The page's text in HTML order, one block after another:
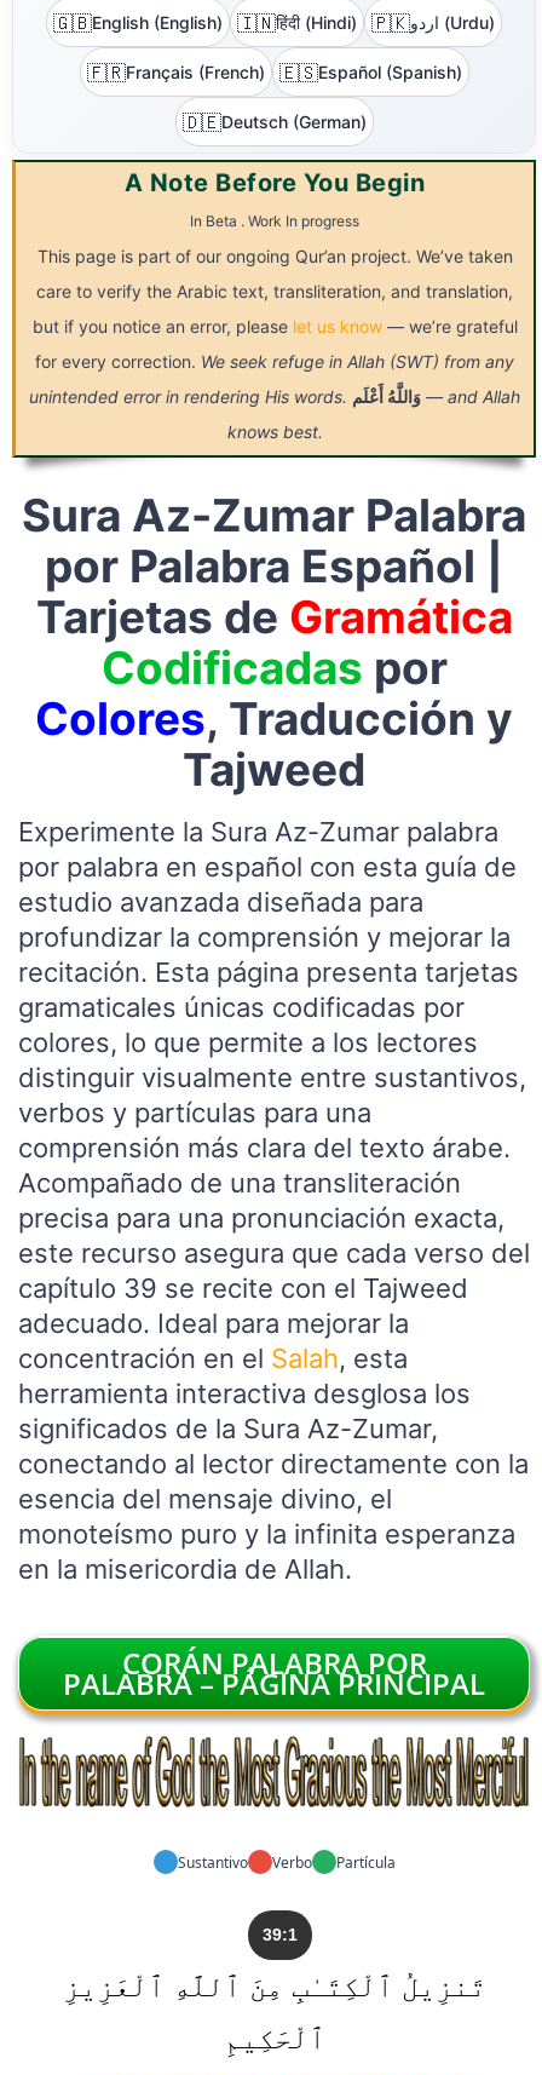
🇬🇧English (English) 🇮🇳हिंदी (Hindi) 🇵🇰 اردو (Urdu)
🇫🇷Français (French) 🇪🇸Español (Spanish)
🇩🇪Deutsch (German)
A Note Before You Begin
In Beta . Work In progress
This page is part of our ongoing Qur’an project. We’ve taken
care to verify the Arabic text, transliteration, and translation,
but if you notice an error, please let us know— we’re grateful
for every correction. We seek refuge in Allah (SWT) from any
unintended error in rendering His words.
وَاللَّهُ أَعْلَم
— and Allah
knows best.
Sura Az-Zumar Palabra
por Palabra Español |
Tarjetas de Gramática
Codificadas por
Colores, Traducción y
Tajweed
Experimente la Sura Az-Zumar palabra
por palabra en español con esta guía de
estudio avanzada diseñada para
profundizar la comprensión y mejorar la
recitación. Esta página presenta tarjetas
gramaticales únicas codificadas por
colores, lo que permite a los lectores
distinguir visualmente entre sustantivos,
verbos y partículas para una
comprensión más clara del texto árabe.
Acompañado de una transliteración
precisa para una pronunciación exacta,
este recurso asegura que cada verso del
capítulo 39 se recite con el Tajweed
adecuado. Ideal para mejorar la
concentración en el Salah, esta
herramienta interactiva desglosa los
significados de la Sura Az-Zumar,
conectando al lector directamente con la
esencia del mensaje divino, el
monoteísmo puro y la infinita esperanza
en la misericordia de Allah.
CORÁN PALABRA POR
PALABRA – PÁGINA PRINCIPAL
Sustantivo Verbo Partícula
39:1
تَنزِيلُ ٱلْكِتَـٰبِ مِنَ ٱللَّهِ ٱلْعَزِيزِ
ٱلْحَكِيمِ